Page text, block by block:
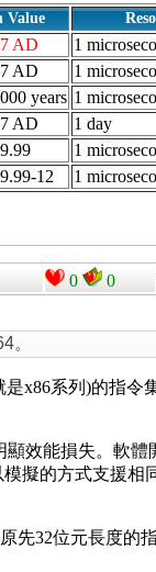
Value
AD 1
AD 1
years 1
AD 1 day
1
12 1
0 0
。
x86系列)的指
效能損失。軟
擬的方式支援相
先32位元長度的